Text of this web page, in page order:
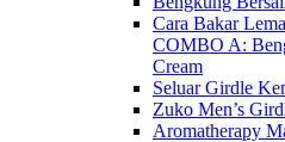
Cara Bakar
COMBO A:
Cream
Seluar Girdle
Zuko Men’s
Aromatherapy